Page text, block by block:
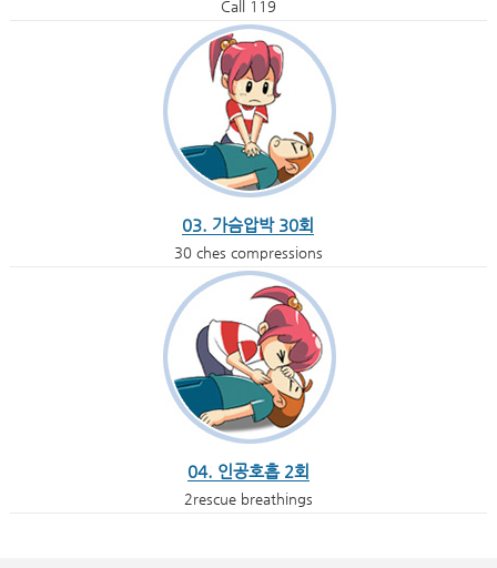
Call 119
03. 가슴압박 30회
30 ches compressions
04. 인공호흡 2회
2rescue breathings